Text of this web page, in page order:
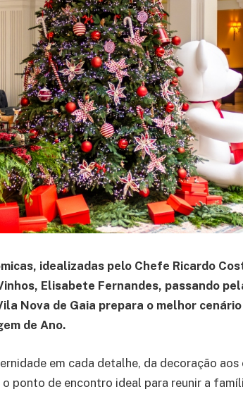
idealizadas pelo Chefe Ricardo
Elisabete Fernandes, passando
Nova de Gaia prepara o melhor
de Ano.
em cada detalhe, da decoração
ponto de encontro ideal para reunir a